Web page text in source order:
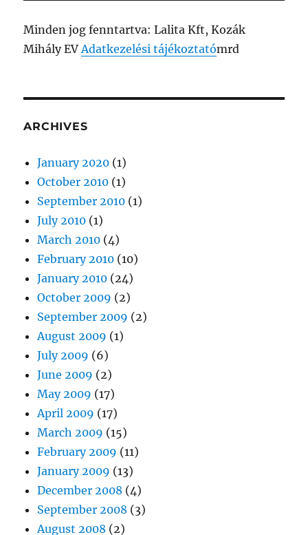
Minden jog fenntartva: Lalita Kft, Kozák
Mihály EVAdatkezelési tájékoztatómrd
ARCHIVES
January 2020 (1)
October 2010 (1)
September 2010 (1)
July 2010 (1)
March 2010 (4)
February 2010 (10)
January 2010 (24)
October 2009 (2)
September 2009 (2)
August 2009 (1)
July 2009 (6)
June 2009 (2)
May 2009 (17)
April 2009 (17)
March 2009 (15)
February 2009 (11)
January 2009 (13)
December 2008 (4)
September 2008 (3)
August 2008 (2)